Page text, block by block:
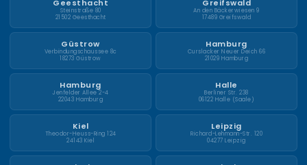
Geesthacht
Steinstraße 80
21502 Geesthacht
Greifswald
An den Bäckerwiesen 9
17489 Greifswald
Güstrow
Verbindungschaussee 8c
18273 Güstrow
Hamburg
Curslacker Neuer Deich 66
21029 Hamburg
Hamburg
Jenfelder Allee 2-4
22043 Hamburg
Halle
Berliner Str. 238
06122 Halle (Saale)
Kiel
Theodor-Heuss-Ring 124
24143 Kiel
Leipzig
Richard-Lehmann-Str. 120
04277 Leipzig